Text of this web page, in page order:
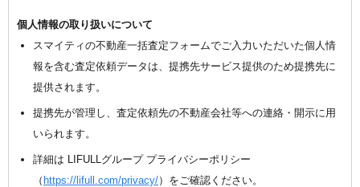
個人情報の取り扱いについて
スマイティの不動産一括査定フォームでご入力いただいた個人情
報を含む査定依頼データは、提携先サービス提供のため提携先に
提供されます。
提携先が管理し、査定依頼先の不動産会社等への連絡・開示に用
いられます。
詳細は LIFULLグループ プライバシーポリシー
（ https://lifull.com/privacy/）をご確認ください。